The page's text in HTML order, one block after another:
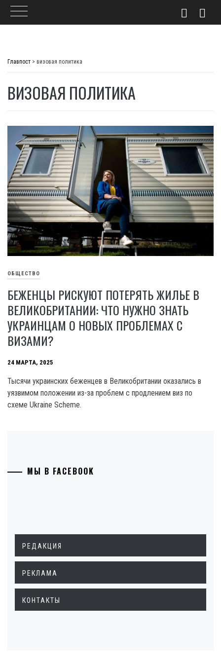
Главпост > визовая политика
ВИЗОВАЯ ПОЛИТИКА
ОБЩЕСТВО
БЕЖЕНЦЫ РИСКУЮТ ПОТЕРЯТЬ ЖИЛЬЕ В
ВЕЛИКОБРИТАНИИ: ЧТО НУЖНО ЗНАТЬ
УКРАИНЦАМ О НОВЫХ ПРОБЛЕМАХ С
ВИЗАМИ?
24 МАРТА, 2025
Тысячи украинских беженцев в Великобритании оказались в
уязвимом положении из-за проблем с продлением виз по
схеме Ukraine Scheme.
МЫ В FACEBOOK
РЕДАКЦИЯ
РЕКЛАМА
КОНТАКТЫ